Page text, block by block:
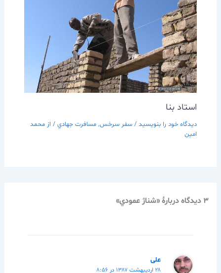
استاد بنا
دیدگاه‌ خود را بنویسید / سفر سرخس, مسافرت جهادي/ از محمد
امین
3 دیدگاه دربارهٔ «شناژ عمودي»
علی
۲۸ اردیبهشت ۱۳۸۷ در ۸:۵۶